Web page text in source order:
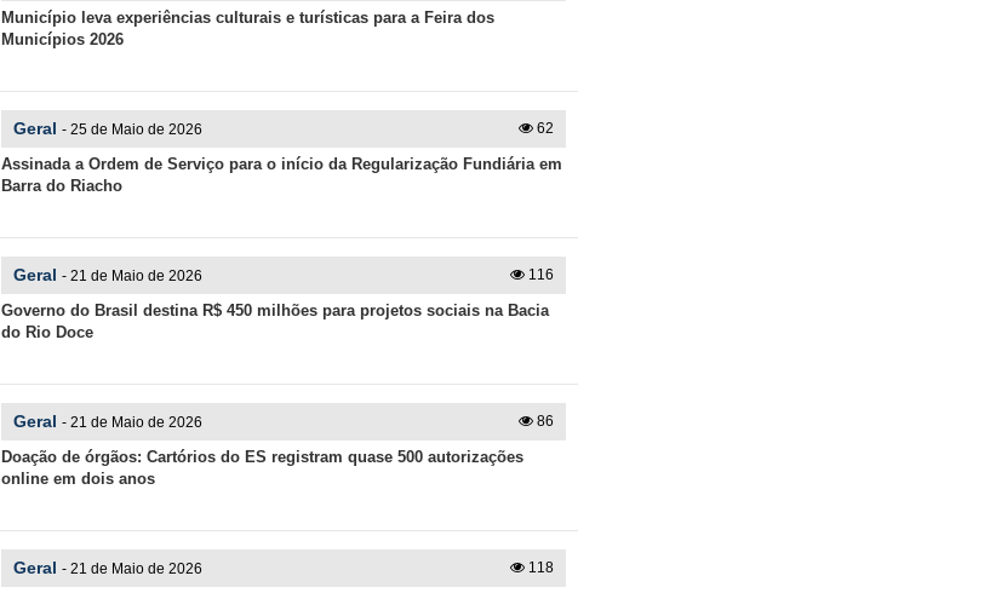
Município leva experiências culturais e turísticas para a Feira dos
Municípios 2026
62
Geral - 25 de Maio de 2026
Assinada a Ordem de Serviço para o início da Regularização Fundiária em
Barra do Riacho
116
Geral - 21 de Maio de 2026
Governo do Brasil destina R$ 450 milhões para projetos sociais na Bacia
do Rio Doce
86
Geral - 21 de Maio de 2026
Doação de órgãos: Cartórios do ES registram quase 500 autorizações
online em dois anos
118
Geral - 21 de Maio de 2026